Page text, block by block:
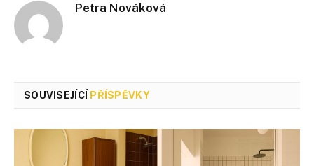
Petra Nováková
SOUVISEJÍCÍ PŘÍSPĚVKY